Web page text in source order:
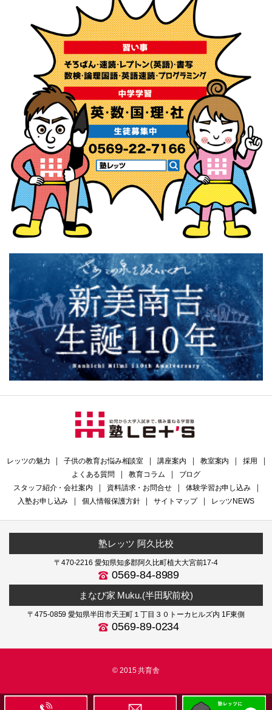
レッツの魅力 子供の教育お悩み相談室 講座案内 教室案内 採用
よくある質問
教育コラム
ブログ
スタッフ紹介・会社案内
資料請求・お問合せ 体験学習お申し込み
入塾お申し込み
個人情報保護方針 サイトマップ レッツNEWS
塾レッツ 阿久比校
〒470-2216 愛知県知多郡阿久比町植大大宮前17-4
0569-84-8989
まなび家 Muku.(半田駅前校)
〒475-0859 愛知県半田市天王町１丁目３０トーカヒルズ内 1F東側
0569-89-0234
© 2015 共育舎